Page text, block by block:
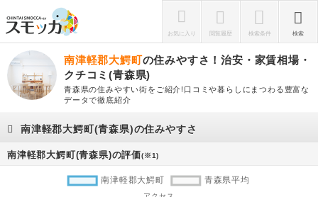
お気に入り 閲覧履歴 検索条件 検索
南津軽郡大鰐町の住みやすさ！治安・家賃相場・
クチコミ(青森県)
青森県の住みやすい街をご紹介!口コミや暮らしにまつわる豊富な
データで徹底紹介
南津軽郡大鰐町(青森県)の住みやすさ
南津軽郡大鰐町(青森県)の評価(※1)